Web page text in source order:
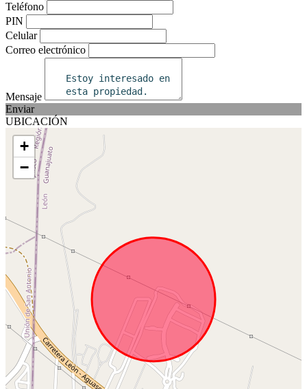
Teléfono
PIN
Celular
Correo electrónico
Mensaje
Enviar
UBICACIÓN
+
−